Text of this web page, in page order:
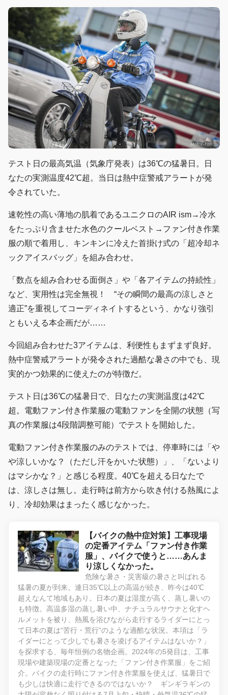
テスト日の最高気温（気象庁発表）は36℃の猛暑日。日
なたの実測温度42℃超。当日は熱中症警戒アラートが発
令されていた。
速乾性の高い薄地の肌着であるユニクロのAIR ism→冷水
をたっぷり含ませた水色のクールベスト→ファン付き作業
服の順で着用し、キンキンに冷えた首掛け式の「超冷却ネ
ックアイスバッグ」を組み合わせ。
「数点を組み合わせる面倒さ」や「各アイテムの持続性」
など、実用性は完全無視！ “その瞬間の最高の涼しさと
適正”を重視してコーディネイトするという、かなり強引
ともいえる本企画だが……
今回組み合わせた3アイテムは、利便性もまずまず良好。
熱中症警戒アラートが発令された過酷な暑さの中でも、現
実的かつ効果的に使えたのが特徴だ。
テスト日は36℃の猛暑日で、日なたの実測温度は42℃
超。電動ファン付き作業服の電動ファンを全開の状態（写
真の作業服は4段階調整可能）でテストを開始した。
電動ファン付き作業服のみのテストでは、停車時には「や
や涼しいかな？（ただし汗をかいた状態）」、「ないより
はマシかな？」と感じる程度。40℃を超える日なたで
は、涼しさは無し。走行時は前方から吹き付ける熱風によ
り、冷却効果はまったく感じなかった。
【バイクの熱中症対策】工事現場
の定番アイテム「ファン付き作業
服」、バイクで使うと……あんま
り涼しくなかった。
危険な暑さ・災害級の暑さと叫ばれる
猛暑の夏が到来。連日35℃以上の高温が続き、昨今は40℃
超えなんて地域もあり。日本の夏は湿度が高く、蒸し暑いの
も特徴。高温多湿の蒸し暑い中、ナチュラルサウナと化すヘ
ルメットを被り、熱風を浴びながら走行するライダーにとっ
て日本の夏は“苦行・荒行”のような過酷な状況。本項は「ラ
イダーにとって少しでも暑さを凌げるアイテムはないか？」
を探求する、毎年恒例の名物企画。2024年の5発目は、工事
現場や建築現場の定番となった「ファン付き作業服」をご紹
介。バイクの走行時にファン付き作業服を使えば、猛暑日で
も少しは快適に走行できるのではないか？ ギンギラギンの